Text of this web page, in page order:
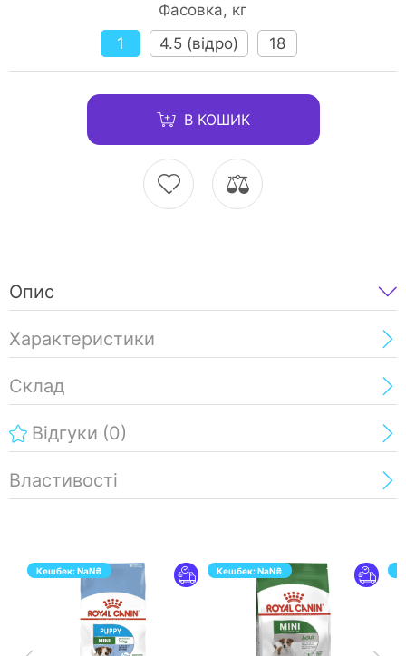
Фасовка, кг
1
4.5 (відро) 18
В КОШИК
Опис
Характеристики
Склад
Відгуки (0)
Властивості
Кешбек:NaN₴ Кешбек:NaN₴